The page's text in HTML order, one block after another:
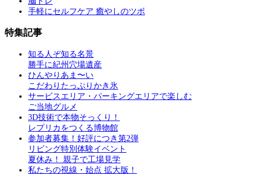
手軽にセルフケア 癒やしのツボ
特集記事
知る人ぞ知る名景
勝手に紀州穴場遺産
ひんやりあま〜い
こだわりたっぷりかき氷
サービスエリア・パーキングエリアで楽しむ
ご当地グルメ
3D技術で本物そっくり！
レプリカをつくる博物館
参加者募集！好評につき第2弾
リビング特別体験イベント
夏休み！ 親子で工場見学
私たちの視線・始点 拡大版！